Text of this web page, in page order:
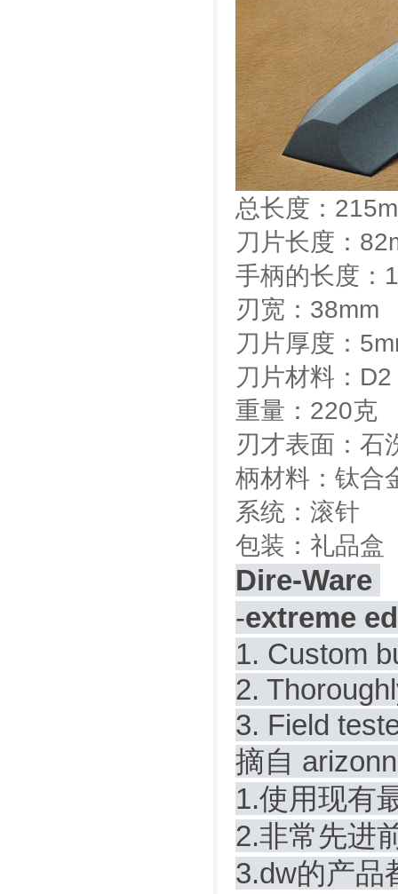
总长度：
刀片长度：
手柄的长度：
刃宽：38mm
刀片厚度：
刀片材料：D2
重量：220克
刃才表面：石
柄材料：钛合
系统：滚针
包装：礼品盒
Dire-Ware
-extreme
1. Custom
2.
3. Field
摘自
1.使用现有
2.非常先进
3.dw的产品